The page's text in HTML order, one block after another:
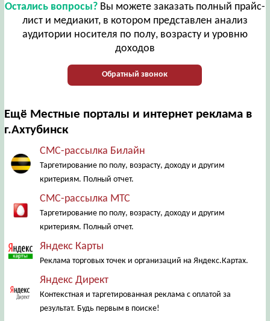
Остались вопросы?Вы можете заказать полный прайс-
лист и медиакит, в котором представлен анализ
аудитории носителя по полу, возрасту и уровню
доходов
Обратный звонок
Ещё Местные порталы и интернет реклама в
г.Ахтубинск
СМС-рассылка Билайн
Таргетирование по полу, возрасту, доходу и другим
критериям. Полный отчет.
СМС-рассылка МТС
Таргетирование по полу, возрасту, доходу и другим
критериям. Полный отчет.
Яндекс Карты
Реклама торговых точек и организаций на Яндекс.Картах.
Яндекс Директ
Контекстная и таргетированная реклама с оплатой за
результат. Будь первым в поиске!